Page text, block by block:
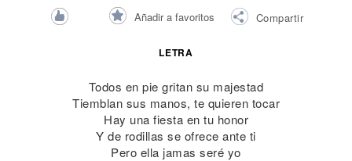
Añadir a favoritos Compartir
LETRA
Todos en pie gritan su majestad
Tiemblan sus manos, te quieren tocar
Hay una fiesta en tu honor
Y de rodillas se ofrece ante ti
Pero ella jamas seré yo